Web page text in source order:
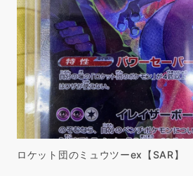
ロケット団のミュウツーex【SAR】